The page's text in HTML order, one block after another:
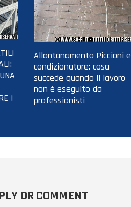
I
Allontanamento Piccioni e
condizionatore: cosa
succede quando il lavoro
non è eseguito da
professionisti
OR COMMENT